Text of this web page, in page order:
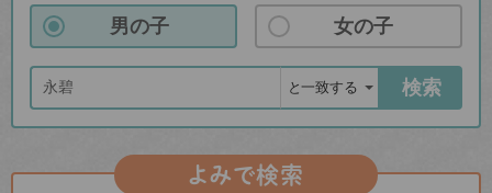
男の子 女の子
検索
よみで検索